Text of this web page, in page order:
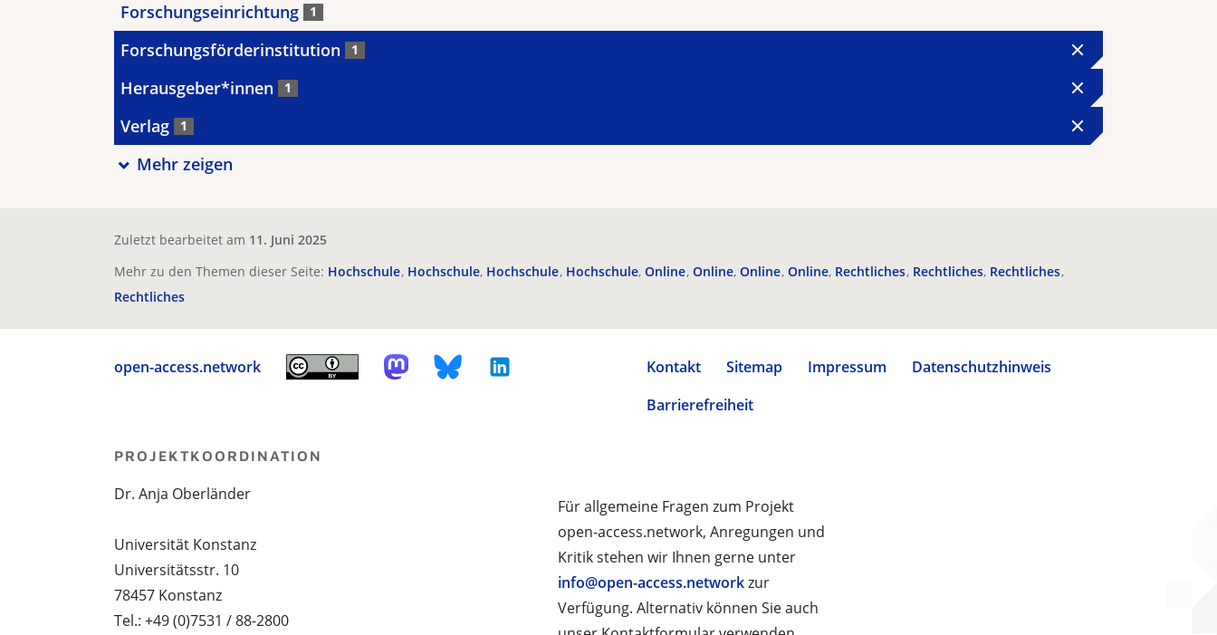
Forschungseinrichtung 1
Forschungsförderinstitution 1
Herausgeber*innen 1
Verlag 1
Mehr zeigen
Zuletzt bearbeitet am 11. Juni 2025
Mehr zu den Themen dieser Seite: Hochschule Hochschule Hochschule Hochschule Online Online Online Online Rechtliches Rechtliches Rechtliches
Rechtliches
open-access.network Kontakt Sitemap Impressum
Datenschutzhinweis
Barrierefreiheit
Für allgemeine Fragen zum Projekt
open-access.network, Anregungen und
Kritik stehen wir Ihnen gerne unter
info@open-access.networkzur
Verfügung. Alternativ können Sie auch
PROJEKTKOORDINATION
Dr. Anja Oberländer
Universität Konstanz
Universitätsstr. 10
78457 Konstanz
Tel.: +49 (0)7531 / 88-2800